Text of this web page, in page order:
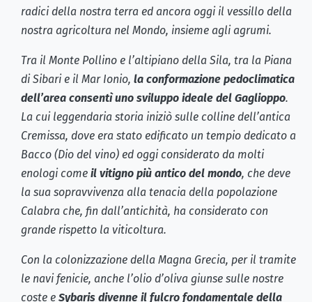
radici della nostra terra ed ancora oggi il vessillo della
nostra agricoltura nel Mondo, insieme agli agrumi.
Tra il Monte Pollino e l’altipiano della Sila, tra la Piana
di Sibari e il Mar Ionio, la conformazione pedoclimatica
dell’area consentì uno sviluppo ideale del Gaglioppo.
La cui leggendaria storia iniziò sulle colline dell’antica
Cremissa, dove era stato edificato un tempio dedicato a
Bacco (Dio del vino) ed oggi considerato da molti
enologi come il vitigno più antico del mondo, che deve
la sua sopravvivenza alla tenacia della popolazione
Calabra che, fin dall’antichità, ha considerato con
grande rispetto la viticoltura.
Con la colonizzazione della Magna Grecia, per il tramite
le navi fenicie, anche l’olio d’oliva giunse sulle nostre
coste e Sybaris divenne il fulcro fondamentale della